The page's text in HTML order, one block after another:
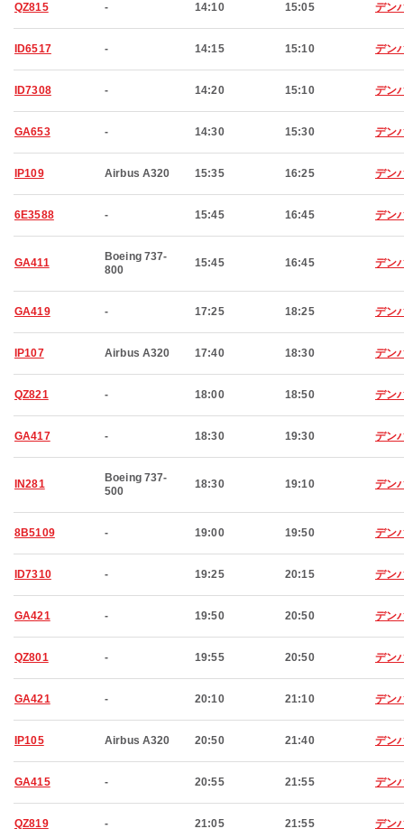
QZ815 - 14:10 15:05 デン
ID6517 - 14:15 15:10 デン
ID7308 - 14:20 15:10 デン
GA653 - 14:30 15:30 デン
IP109 Airbus A320 15:35 16:25 デン
6E3588 - 15:45 16:45 デン
GA411
Boeing 737-
800
15:45 16:45 デン
GA419 - 17:25 18:25 デン
IP107 Airbus A320 17:40 18:30 デン
QZ821 - 18:00 18:50 デン
GA417 - 18:30 19:30 デン
IN281
Boeing 737-
500
18:30 19:10 デン
8B5109 - 19:00 19:50 デン
ID7310 - 19:25 20:15 デン
GA421 - 19:50 20:50 デン
QZ801 - 19:55 20:50 デン
GA421 - 20:10 21:10 デン
IP105 Airbus A320 20:50 21:40 デン
GA415 - 20:55 21:55 デン
QZ819 - 21:05 21:55 デン